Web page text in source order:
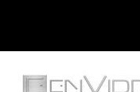
contenido